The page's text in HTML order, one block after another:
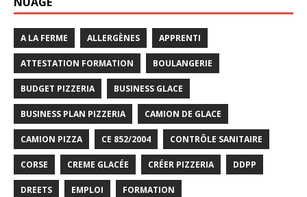
A LA FERME ALLERGÈNES APPRENTI
ATTESTATION FORMATION BOULANGERIE
BUDGET PIZZERIA BUSINESS GLACE
BUSINESS PLAN PIZZERIA CAMION DE GLACE
CAMION PIZZA CE 852/2004 CONTRÔLE SANITAIRE
CORSE CREME GLACÉE CRÉER PIZZERIA DDPP
DREETS EMPLOI FORMATION